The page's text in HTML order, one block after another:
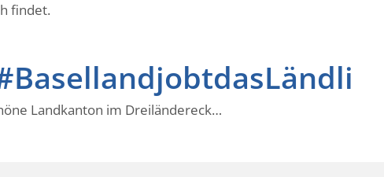
findet.
Landkanton im Dreiländereck…